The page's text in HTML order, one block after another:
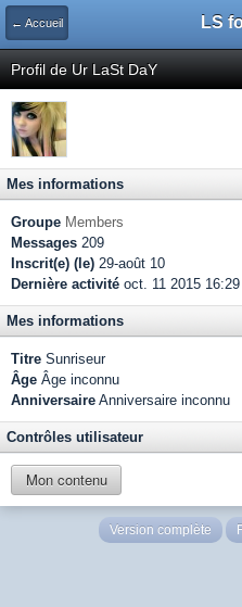
← Accueil LS
Profil de Ur LaSt DaY
Mes informations
Groupe Members
Messages 209
Inscrit(e) (le) 29-août 10
Dernière activité oct. 11 2015 16:29
Mes informations
Titre Sunriseur
Âge Âge inconnu
Anniversaire Anniversaire inconnu
Contrôles utilisateur
Mon contenu
Version complète